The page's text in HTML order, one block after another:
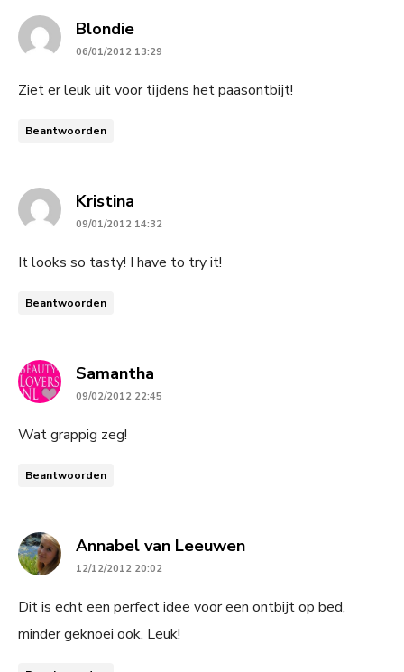
Blondiesays:
06/01/2012 13:29
Ziet er leuk uit voor tijdens het paasontbijt!
Beantwoorden
Kristina
09/01/2012 14:32
It looks so tasty! I have to try it!
Beantwoorden
Samantha
09/02/2012 22:45
Wat grappig zeg!
Beantwoorden
Annabel van Leeuwensays:
12/12/2012 20:02
Dit is echt een perfect idee voor een ontbijt op bed,
minder geknoei ook. Leuk!